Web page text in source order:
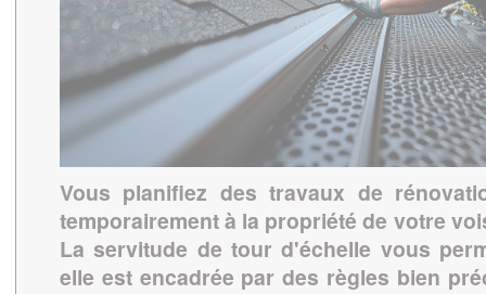
Vous planifiez des travaux de
temporairement à la propriété de votre
La servitude de tour d'échelle vous
elle est encadrée par des règles bien